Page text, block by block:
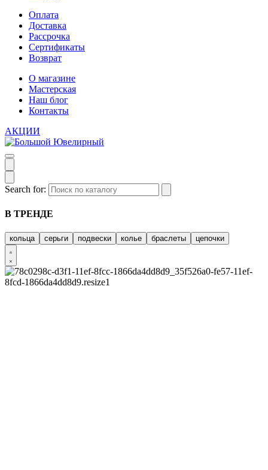
Оплата
Доставка
Рассрочка
Сертификаты
Возврат
О магазине
Мастерская
Наш блог
Контакты
АКЦИИ
Search for:
В ТРЕНДЕ
кольца серьги подвески колье браслеты цепочки